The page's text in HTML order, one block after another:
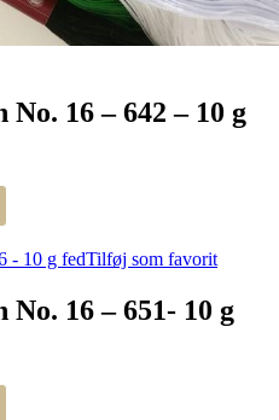
16 – 642 – 10 g
Tilføj som favorit
16 – 651- 10 g